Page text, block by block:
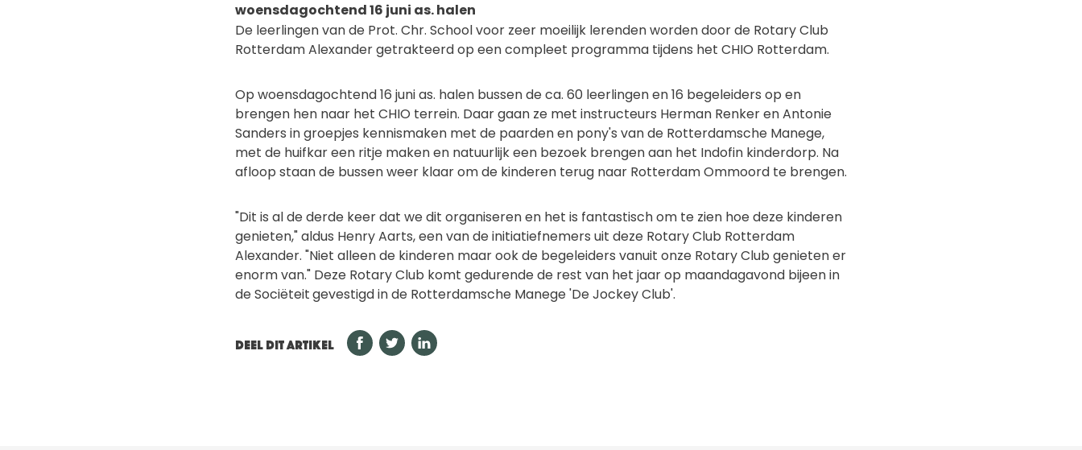
woensdagochtend 16 juni as. halen
De leerlingen van de Prot. Chr. School voor zeer moeilijk lerenden worden door de Rotary Club
Rotterdam Alexander getrakteerd op een compleet programma tijdens het CHIO Rotterdam.
Op woensdagochtend 16 juni as. halen bussen de ca. 60 leerlingen en 16 begeleiders op en
brengen hen naar het CHIO terrein. Daar gaan ze met instructeurs Herman Renker en Antonie
Sanders in groepjes kennismaken met de paarden en pony's van de Rotterdamsche Manege,
met de huifkar een ritje maken en natuurlijk een bezoek brengen aan het Indofin kinderdorp. Na
afloop staan de bussen weer klaar om de kinderen terug naar Rotterdam Ommoord te brengen.
"Dit is al de derde keer dat we dit organiseren en het is fantastisch om te zien hoe deze kinderen
genieten," aldus Henry Aarts, een van de initiatiefnemers uit deze Rotary Club Rotterdam
Alexander. "Niet alleen de kinderen maar ook de begeleiders vanuit onze Rotary Club genieten er
enorm van." Deze Rotary Club komt gedurende de rest van het jaar op maandagavond bijeen in
de Sociëteitgevestigd in de Rotterdamsche Manege 'De Jockey Club'.
DEEL DIT ARTIKEL